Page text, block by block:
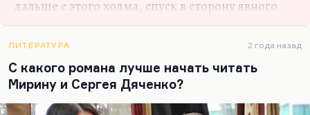
дальше с этого холма, спуск в сторону явного
увядания советского проекта, а постсоветский
оказался ничем не лучше. С этой высоты я
расскажу, каким образом русская литература
связана с русской историей. Вот эти связи
историко-литературные нам и важно
проследить.
ЛИТЕРАТУРА 2 года назад
С какого романа лучше начать читать
Мирину и Сергея Дяченко?